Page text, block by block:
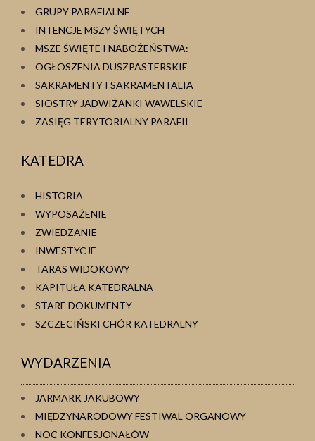
GRUPY PARAFIALNE
INTENCJE MSZY ŚWIĘTYCH
MSZE ŚWIĘTE I NABOŻEŃSTWA:
OGŁOSZENIA DUSZPASTERSKIE
SAKRAMENTY I SAKRAMENTALIA
SIOSTRY JADWIŻANKI WAWELSKIE
ZASIĘG TERYTORIALNY PARAFII
KATEDRA
HISTORIA
WYPOSAŻENIE
ZWIEDZANIE
INWESTYCJE
TARAS WIDOKOWY
KAPITUŁA KATEDRALNA
STARE DOKUMENTY
SZCZECIŃSKI CHÓR KATEDRALNY
WYDARZENIA
JARMARK JAKUBOWY
MIĘDZYNARODOWY FESTIWAL ORGANOWY
NOC KONFESJONAŁÓW